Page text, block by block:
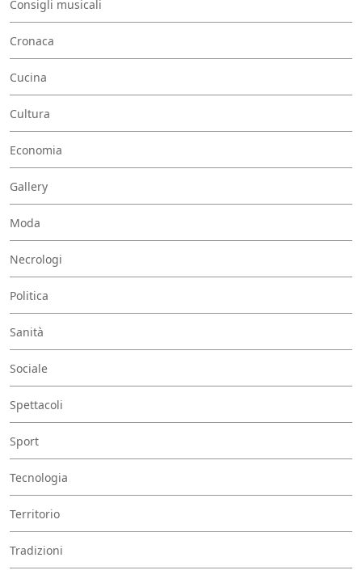
Consigli musicali
Cronaca
Cucina
Cultura
Economia
Gallery
Moda
Necrologi
Politica
Sanità
Sociale
Spettacoli
Sport
Tecnologia
Territorio
Tradizioni